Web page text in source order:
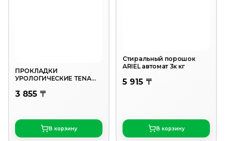
ПРОКЛАДКИ
УРОЛОГИЧЕСКИЕ TENA
48ШТ
3 855 〒
В корзину
Стиральный порошок
ARIEL автомат 3к кг
5 915 〒
В корзину